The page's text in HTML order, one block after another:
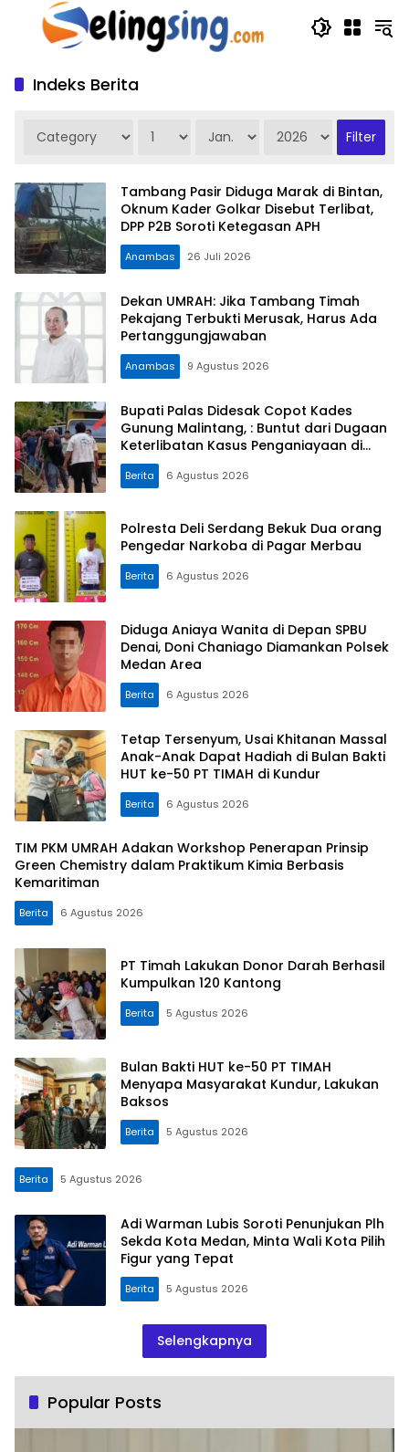
Langsung
Indeks Berita
Tambang Pasir Diduga Marak di Bintan,
Oknum Kader Golkar Disebut Terlibat,
DPP P2B Soroti Ketegasan APH
Anambas 26 Juli 2026
Dekan UMRAH: Jika Tambang Timah
Pekajang Terbukti Merusak, Harus Ada
Pertanggungjawaban
Anambas 9 Agustus 2026
Bupati Palas Didesak Copot Kades
Gunung Malintang, : Buntut dari Dugaan
Keterlibatan Kasus Penganiayaan di
Dusun Balaka
Berita 6 Agustus 2026
Polresta Deli Serdang Bekuk Dua orang
Pengedar Narkoba di Pagar Merbau
Berita 6 Agustus 2026
Diduga Aniaya Wanita di Depan SPBU
Denai, Doni Chaniago Diamankan Polsek
Medan Area
Berita 6 Agustus 2026
Tetap Tersenyum, Usai Khitanan Massal
Anak-Anak Dapat Hadiah di Bulan Bakti
HUT ke-50 PT TIMAH di Kundur
Berita 6 Agustus 2026
TIM PKM UMRAH Adakan Workshop Penerapan Prinsip
Green Chemistry dalam Praktikum Kimia Berbasis
Kemaritiman
Berita 6 Agustus 2026
PT Timah Lakukan Donor Darah Berhasil
Kumpulkan 120 Kantong
Berita 5 Agustus 2026
Bulan Bakti HUT ke-50 PT TIMAH
Menyapa Masyarakat Kundur, Lakukan
Baksos
Berita 5 Agustus 2026
Berita 5 Agustus 2026
Adi Warman Lubis Soroti Penunjukan Plh
Sekda Kota Medan, Minta Wali Kota Pilih
Figur yang Tepat
Berita 5 Agustus 2026
Selengkapnya
Popular Posts